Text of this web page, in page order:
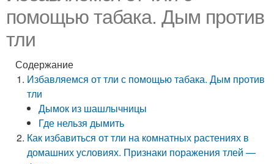
помощью табака. Дым против
тли
Содержание
Избавляемся от тли с помощью табака. Дым против
тли
Дымок из шашлычницы
Где нельзя дымить
Как избавиться от тли на комнатных растениях в
домашних условиях. Признаки поражения тлей —